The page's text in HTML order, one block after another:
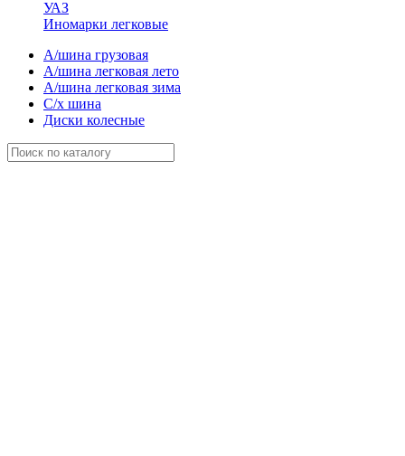
УАЗ
Иномарки легковые
А/шина грузовая
А/шина легковая лето
А/шина легковая зима
С/х шина
Диски колесные